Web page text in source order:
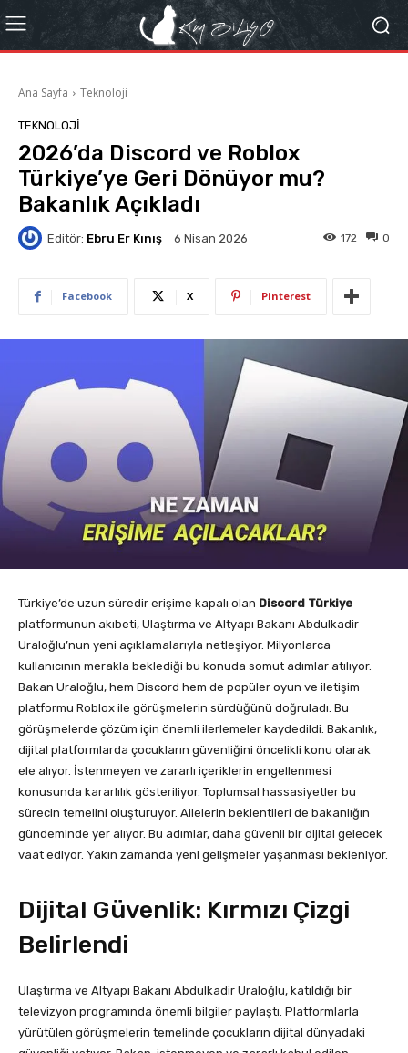
Ana Sayfa Teknoloji
TEKNOLOJI
2026’da Discord ve Roblox
Türkiye’ye Geri Dönüyor mu?
Bakanlık Açıkladı
Editör: Ebru Er Kınış 6 Nisan 2026 0
172
Facebook X Pinterest
Türkiye’de uzun süredir erişime kapalı olan Discord Türkiye
platformunun akıbeti, Ulaştırma ve Altyapı Bakanı Abdulkadir
Uraloğlu’nun yeni açıklamalarıyla netleşiyor. Milyonlarca
kullanıcının merakla beklediği bu konuda somut adımlar atılıyor.
Bakan Uraloğlu, hem Discord hem de popüler oyun ve iletişim
platformu Roblox ile görüşmelerin sürdüğünü doğruladı. Bu
görüşmelerde çözüm için önemli ilerlemeler kaydedildi. Bakanlık,
dijital platformlarda çocukların güvenliğini öncelikli konu olarak
ele alıyor. İstenmeyen ve zararlı içeriklerin engellenmesi
konusunda kararlılık gösteriliyor. Toplumsal hassasiyetler bu
sürecin temelini oluşturuyor. Ailelerin beklentileri de bakanlığın
gündeminde yer alıyor. Bu adımlar, daha güvenli bir dijital gelecek
vaat ediyor. Yakın zamanda yeni gelişmeler yaşanması bekleniyor.
Dijital Güvenlik: Kırmızı Çizgi
Belirlendi
Ulaştırma ve Altyapı Bakanı Abdulkadir Uraloğlu, katıldığı bir
televizyon programında önemli bilgiler paylaştı. Platformlarla
yürütülen görüşmelerin temelinde çocukların dijital dünyadaki